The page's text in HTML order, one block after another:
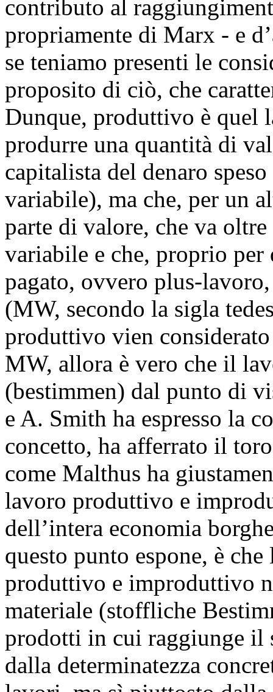
contributo al
propriamente di Marx - e
se teniamo presenti le
proposito di ciò, che
Dunque, produttivo è quel
produrre una quantità di
capitalista del denaro
variabile), ma che, per un
parte di valore, che va
variabile e che, proprio per
pagato, ovvero plus-
(MW, secondo la sigla
produttivo vien
MW, allora è vero che il
(bestimmen) dal punto di
e A. Smith ha espresso la
concetto, ha afferrato il
come Malthus ha
lavoro produttivo e
dell’intera economia
questo punto espone, è
produttivo e improduttivo
materiale (stoffliche
prodotti in cui raggiunge il
dalla determinatezza